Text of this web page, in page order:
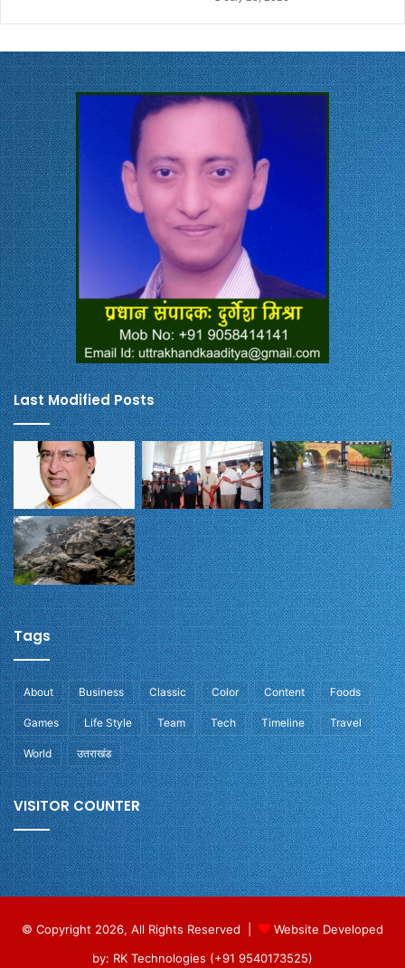
Last Modified Posts
Tags
About Business Classic Color Content Foods
Games Life Style Team Tech Timeline Travel
World उतराखंड
VISITOR COUNTER
© Copyright 2026, All Rights Reserved |
Website Developed
by: RK Technologies (+91 9540173525)